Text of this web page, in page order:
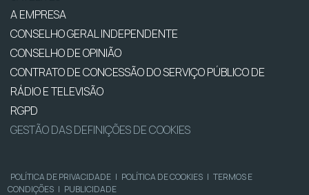
A EMPRESA
CONSELHO GERAL INDEPENDENTE
CONSELHO DE OPINIÃO
CONTRATO DE CONCESSÃO DO SERVIÇO PÚBLICO DE
RÁDIO E TELEVISÃO
RGPD
GESTÃO DAS DEFINIÇÕES DE COOKIES
POLÍTICA DE PRIVACIDADE | POLÍTICA DE COOKIES | TERMOS E
CONDIÇÕES | PUBLICIDADE